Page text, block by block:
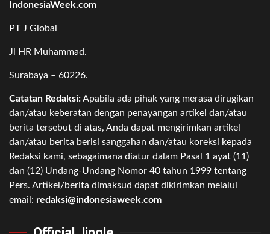
IndonesiaWeek.com
PT J Global
Jl HR Muhammad.
Surabaya – 60226.
Catatan Redaksi:Apabila ada pihak yang merasa dirugikan
dan/atau keberatan dengan penayangan artikel dan/atau
berita tersebut di atas, Anda dapat mengirimkan artikel
dan/atau berita berisi sanggahan dan/atau koreksi kepada
Redaksi kami, sebagaimana diatur dalam Pasal 1 ayat (11)
dan (12) Undang-Undang Nomor 40 tahun 1999 tentang
Pers. Artikel/berita dimaksud dapat dikirimkan melalui
email: redaksi@indonesiaweek.com